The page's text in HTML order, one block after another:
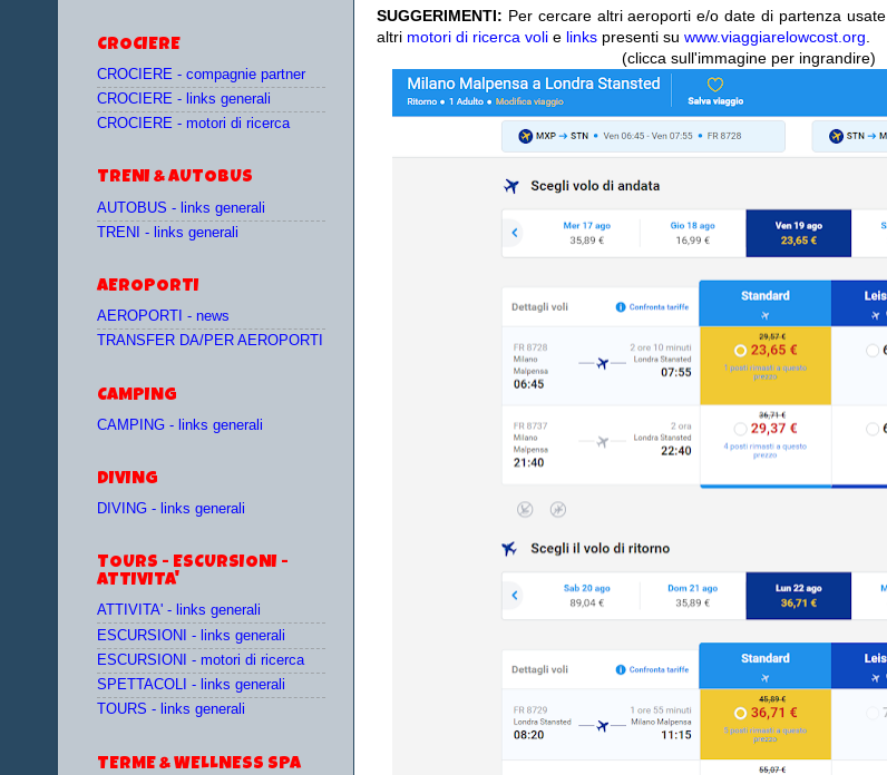
SUGGERIMENTI: Per cercare altri aeroporti e/o date di partenza usate
altri motori di ricerca voli e links presenti su www.viaggiarelowcost.org
(clicca sull'immagine per ingrandire)
CROCIERE
CROCIERE - compagnie partner
CROCIERE - links generali
CROCIERE - motori di ricerca
TRENI & AUTOBUS
AUTOBUS - links generali
TRENI - links generali
AEROPORTI
AEROPORTI - news
TRANSFER DA/PER AEROPORTI
CAMPING
CAMPING - links generali
DIVING
DIVING - links generali
TOURS - ESCURSIONI -
ATTIVITA'
ATTIVITA' - links generali
ESCURSIONI - links generali
ESCURSIONI - motori di ricerca
SPETTACOLI - links generali
TOURS - links generali
TERME & WELLNESS SPA